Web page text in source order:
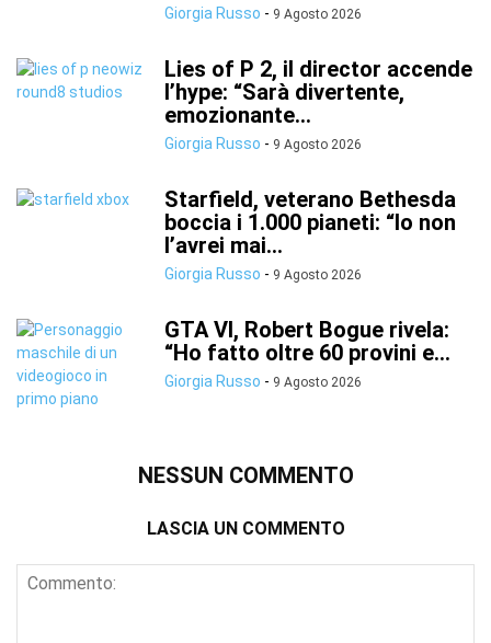
Giorgia Russo - 9 Agosto 2026
Lies of P 2, il director accende
l’hype: “Sarà divertente,
emozionante...
Giorgia Russo - 9 Agosto 2026
Starfield, veterano Bethesda
boccia i 1.000 pianeti: “Io non
l’avrei mai...
Giorgia Russo - 9 Agosto 2026
GTA VI, Robert Bogue rivela:
“Ho fatto oltre 60 provini e...
Giorgia Russo - 9 Agosto 2026
NESSUN COMMENTO
LASCIA UN COMMENTO